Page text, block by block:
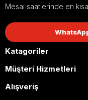
Mesai saatlerinde en
Katagoriler
Müşteri Hizmetleri
Alışveriş